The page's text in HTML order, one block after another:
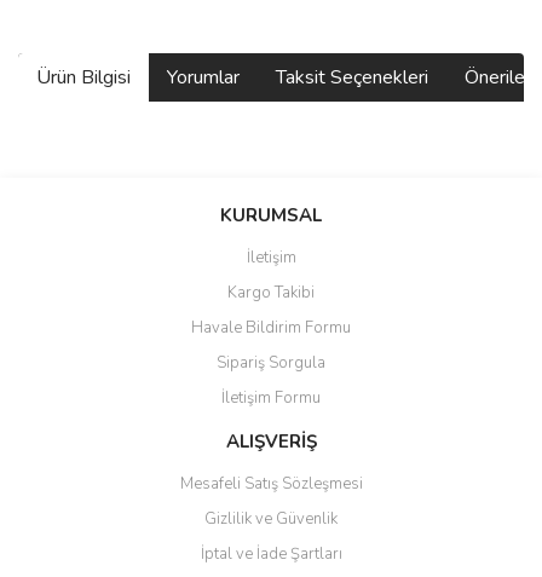
Ürün Bilgisi Yorumlar Taksit Seçenekleri
Bu ürüne ilk yorumu siz yapın!
Ürün resmi kalitesiz, bozuk veya görüntülenemiyor.
Ürün açıklamasında eksik bilgiler bulunuyor.
Ürün bilgilerinde hatalar bulunuyor.
Ürün fiyatı diğer sitelerden daha pahalı.
Bu ürüne benzer farklı alternatifler olmalı.
KURUMSAL
İletişim
Kargo Takibi
Havale Bildirim Formu
Sipariş Sorgula
İletişim Formu
ALIŞVERİŞ
Mesafeli Satış Sözleşmesi
Gizlilik ve Güvenlik
İptal ve İade Şartları